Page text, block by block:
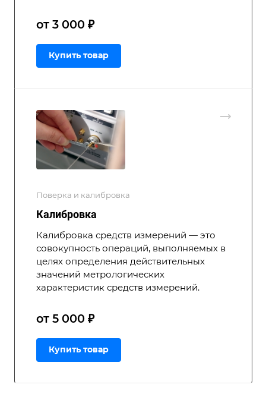
от 3 000 ₽
Купить товар
Поверка и калибровка
Калибровка
Калибровка средств измерений — это
совокупность операций, выполняемых в
целях определения действительных
значений метрологических
характеристик средств измерений.
от 5 000 ₽
Купить товар